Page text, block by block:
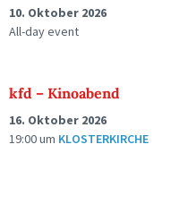
10. Oktober 2026
All-day event
kfd – Kinoabend
16. Oktober 2026
19:00um KLOSTERKIRCHE